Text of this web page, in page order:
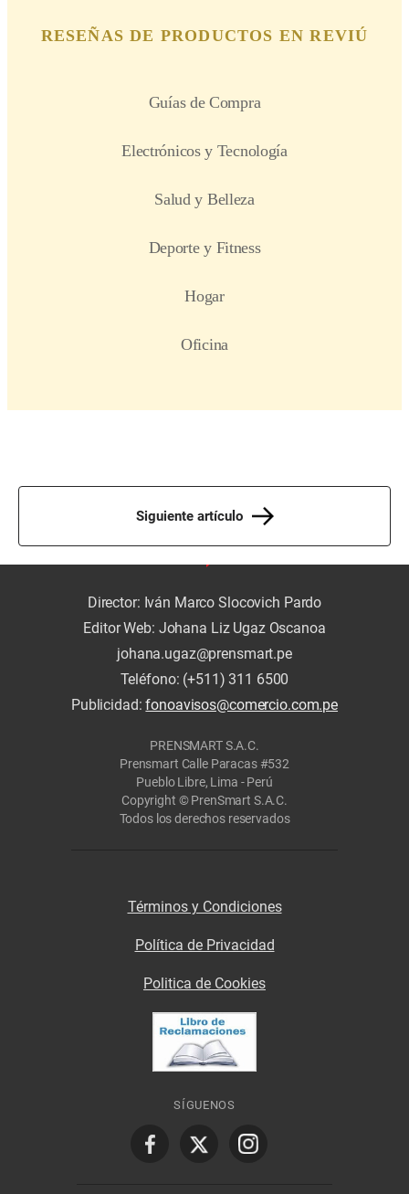
Siguiente artículo
Director: Iván Marco Slocovich Pardo
Editor Web: Johana Liz Ugaz Oscanoa
johana.ugaz@prensmart.pe
Teléfono: (+511) 311 6500
Publicidad:fonoavisos@comercio.com.pe
PRENSMART S.A.C.
Prensmart Calle Paracas #532
Pueblo Libre, Lima - Perú
Copyright © PrenSmart S.A.C.
Todos los derechos reservados
Términos y Condiciones
Política de Privacidad
Politica de Cookies
SÍGUENOS